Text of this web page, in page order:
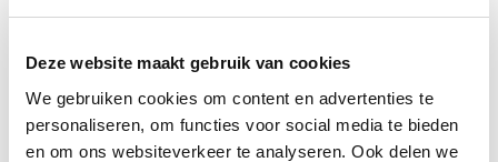
Deze website maakt gebruik van cookies
We gebruiken cookies om content en advertenties te
personaliseren, om functies voor social media te bieden
en om ons websiteverkeer te analyseren. Ook delen we
Heinz Brand (3 pnt) tegen Rob Harthoorn (2 pnt) en Jan
Bosman (2 pnt) tegen Wim v.d. Dassen die nog geen punten
had. De theoretici kregen gelijk. Zowel Harthoorn als
Bosman won waardoor er twee man met 3 punten waren.
Het moyennepercentage ga nu de doorslag was met 86-84